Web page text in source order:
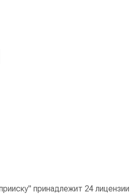
принадлежит 24 лицензии